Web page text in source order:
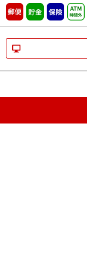
郵便 貯金 保険